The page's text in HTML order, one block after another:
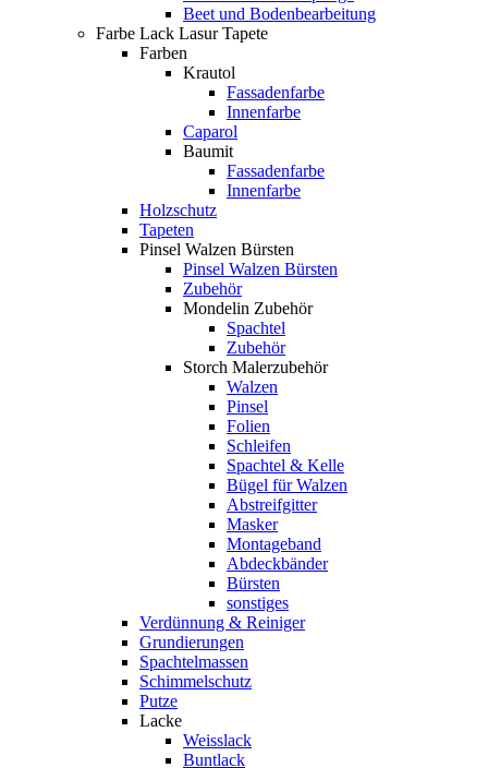
Beet und Bodenbearbeitung
Farbe Lack Lasur Tapete
Farben
Krautol
Fassadenfarbe
Innenfarbe
Caparol
Baumit
Fassadenfarbe
Innenfarbe
Holzschutz
Tapeten
Pinsel Walzen Bürsten
Pinsel Walzen Bürsten
Zubehör
Mondelin Zubehör
Spachtel
Zubehör
Storch Malerzubehör
Walzen
Pinsel
Folien
Schleifen
Spachtel & Kelle
Bügel für Walzen
Abstreifgitter
Masker
Montageband
Abdeckbänder
Bürsten
sonstiges
Verdünnung & Reiniger
Grundierungen
Spachtelmassen
Schimmelschutz
Putze
Lacke
Weisslack
Buntlack